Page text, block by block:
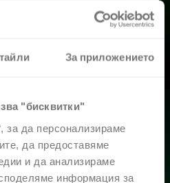
За приложението
"бисквитки"
за да персонализираме
да предоставяме
и да анализираме
информация за